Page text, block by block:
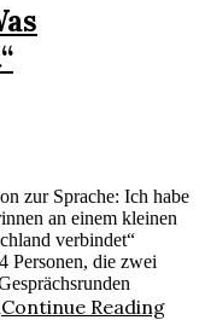
zur Sprache: Ich habe
an einem kleinen
verbindet“
Personen, die zwei
Continue Reading